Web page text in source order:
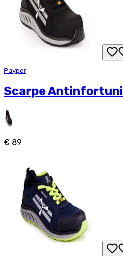
Payper
Scarpe
€ 89